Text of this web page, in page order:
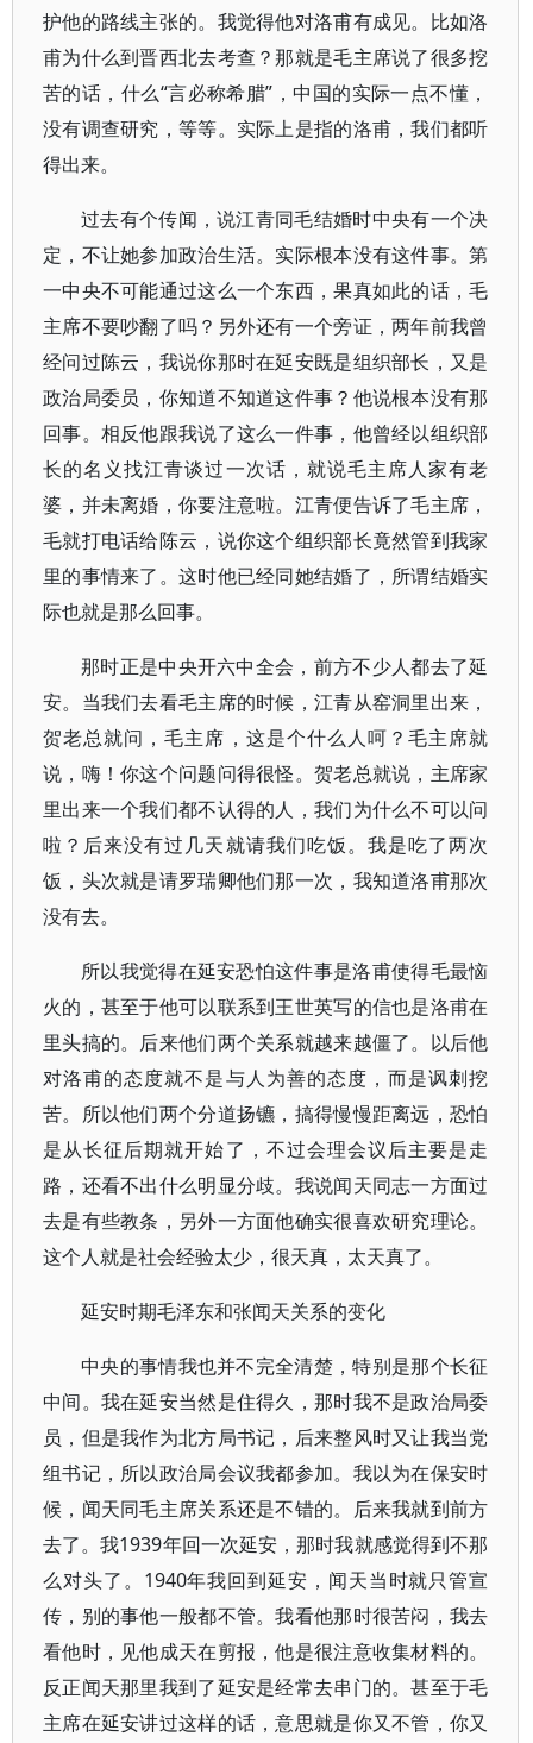
护他的路线主张的。我觉得他对洛甫有成见。比如洛
甫为什么到晋西北去考查？那就是毛主席说了很多挖
苦的话，什么“言必称希腊”，中国的实际一点不懂，
没有调查研究，等等。实际上是指的洛甫，我们都听
得出来。
过去有个传闻，说江青同毛结婚时中央有一个决
定，不让她参加政治生活。实际根本没有这件事。第
一中央不可能通过这么一个东西，果真如此的话，毛
主席不要吵翻了吗？另外还有一个旁证，两年前我曾
经问过陈云，我说你那时在延安既是组织部长，又是
政治局委员，你知道不知道这件事？他说根本没有那
回事。相反他跟我说了这么一件事，他曾经以组织部
长的名义找江青谈过一次话，就说毛主席人家有老
婆，并未离婚，你要注意啦。江青便告诉了毛主席，
毛就打电话给陈云，说你这个组织部长竟然管到我家
里的事情来了。这时他已经同她结婚了，所谓结婚实
际也就是那么回事。
那时正是中央开六中全会，前方不少人都去了延
安。当我们去看毛主席的时候，江青从窑洞里出来，
贺老总就问，毛主席，这是个什么人呵？毛主席就
说，嗨！你这个问题问得很怪。贺老总就说，主席家
里出来一个我们都不认得的人，我们为什么不可以问
啦？后来没有过几天就请我们吃饭。我是吃了两次
饭，头次就是请罗瑞卿他们那一次，我知道洛甫那次
没有去。
所以我觉得在延安恐怕这件事是洛甫使得毛最恼
火的，甚至于他可以联系到王世英写的信也是洛甫在
里头搞的。后来他们两个关系就越来越僵了。以后他
对洛甫的态度就不是与人为善的态度，而是讽刺挖
苦。所以他们两个分道扬镳，搞得慢慢距离远，恐怕
是从长征后期就开始了，不过会理会议后主要是走
路，还看不出什么明显分歧。我说闻天同志一方面过
去是有些教条，另外一方面他确实很喜欢研究理论。
这个人就是社会经验太少，很天真，太天真了。
延安时期毛泽东和张闻天关系的变化
中央的事情我也并不完全清楚，特别是那个长征
中间。我在延安当然是住得久，那时我不是政治局委
员，但是我作为北方局书记，后来整风时又让我当党
组书记，所以政治局会议我都参加。我以为在保安时
候，闻天同毛主席关系还是不错的。后来我就到前方
去了。我1939年回一次延安，那时我就感觉得到不那
么对头了。1940年我回到延安，闻天当时就只管宣
传，别的事他一般都不管。我看他那时很苦闷，我去
看他时，见他成天在剪报，他是很注意收集材料的。
反正闻天那里我到了延安是经常去串门的。甚至于毛
主席在延安讲过这样的话，意思就是你又不管，你又